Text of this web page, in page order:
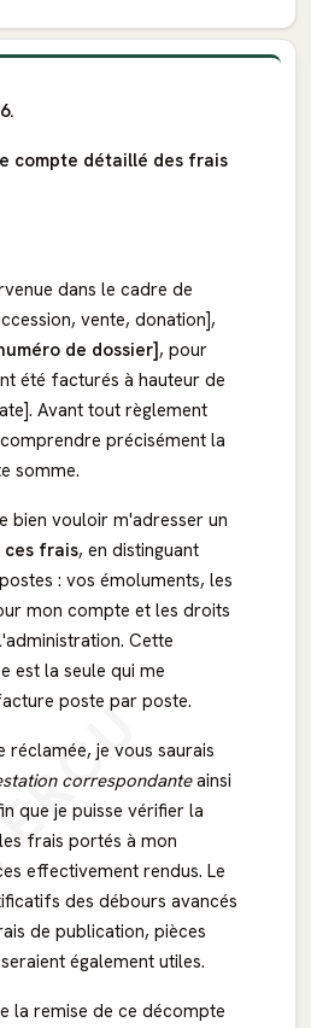
compte détaillé des frais
dans le cadre de
vente, donation],
de dossier], pour
été facturés à hauteur de
Avant tout règlement
précisément la
somme.
bien vouloir m'adresser un
frais, en distinguant
: vos émoluments, les
mon compte et les droits
Cette
est la seule qui me
poste par poste.
réclamée, je vous saurais
correspondanteainsi
que je puisse vérifier la
frais portés à mon
effectivement rendus. Le
des débours avancés
de publication, pièces
également utiles.
la remise de ce décompte